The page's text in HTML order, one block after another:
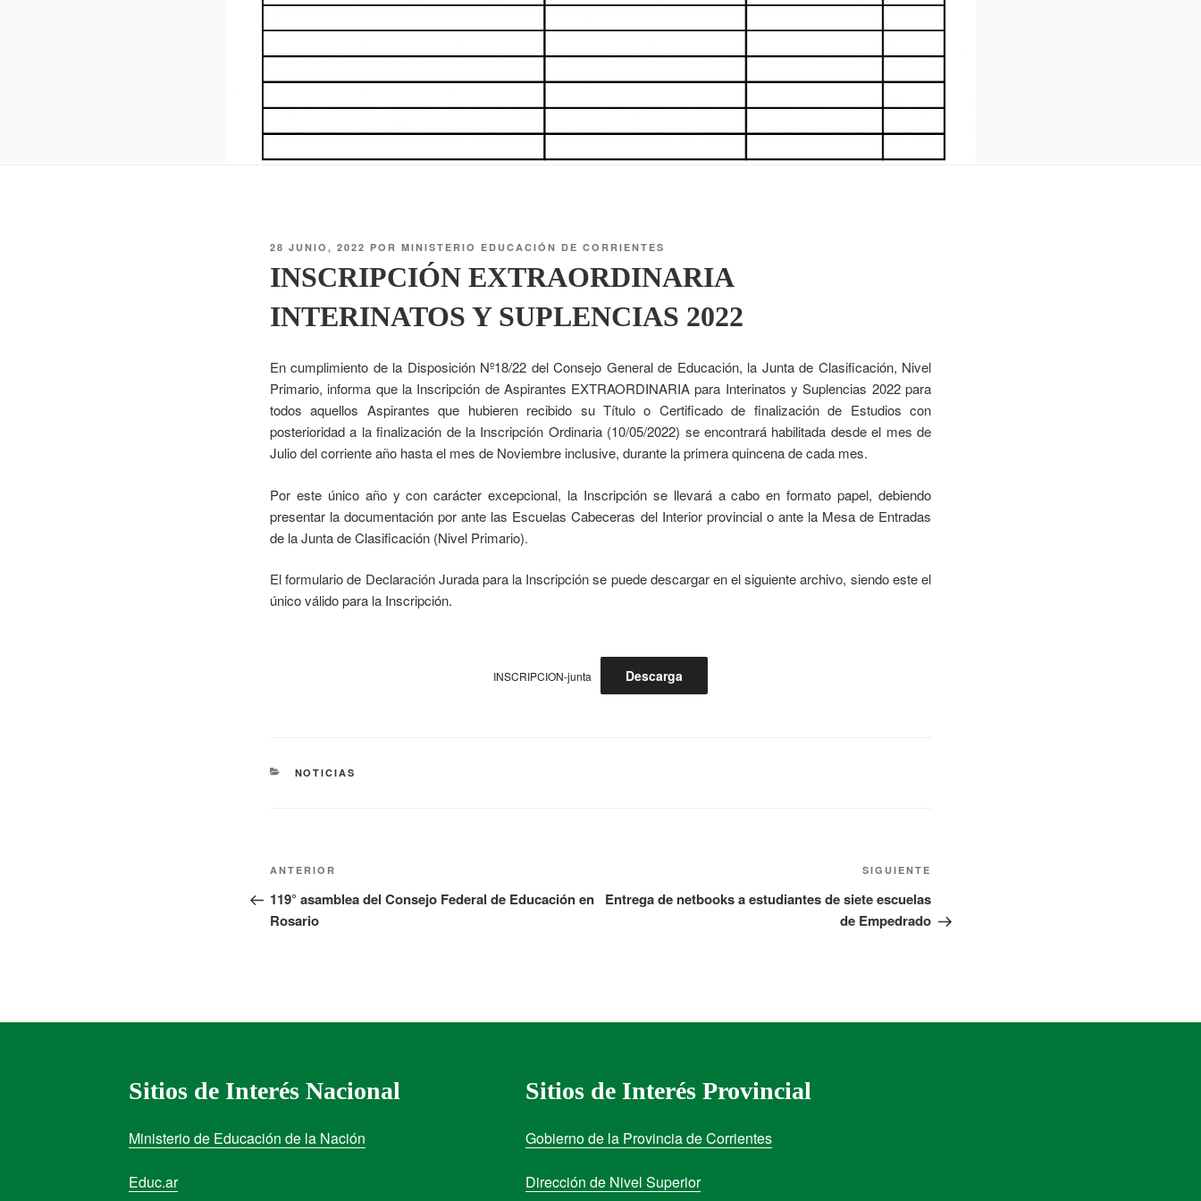
28 JUNIO, 2022 POR MINISTERIO EDUCACIÓN DE CORRIENTES
INSCRIPCIÓN EXTRAORDINARIA
INTERINATOS Y SUPLENCIAS 2022
En cumplimiento de la Disposición Nº18/22 del Consejo General de Educación, la Junta de Clasificación, Nivel
Primario, informa que la Inscripción de Aspirantes EXTRAORDINARIA para Interinatos y Suplencias 2022 para
todos aquellos Aspirantes que hubieren recibido su Título o Certificado de finalización de Estudios con
posterioridad a la finalización de la Inscripción Ordinaria (10/05/2022) se encontrará habilitada desde el mes de
Julio del corriente año hasta el mes de Noviembre inclusive, durante la primera quincena de cada mes.
Por este único año y con carácter excepcional, la Inscripción se llevará a cabo en formato papel, debiendo
presentar la documentación por ante las Escuelas Cabeceras del Interior provincial o ante la Mesa de Entradas
de la Junta de Clasificación (Nivel Primario).
El formulario de Declaración Jurada para la Inscripción se puede descargar en el siguiente archivo, siendo este el
único válido para la Inscripción.
INSCRIPCION-junta Descarga
NOTICIAS
ANTERIOR
119° asamblea del Consejo Federal de Educación en
Rosario
SIGUIENTE
Entrega de netbooks a estudiantes de siete escuelas
de Empedrado
Sitios de Interés Nacional
Ministerio de Educación de la Nación
Educ.ar
Sitios de Interés Provincial
Gobierno de la Provincia de Corrientes
Dirección de Nivel Superior